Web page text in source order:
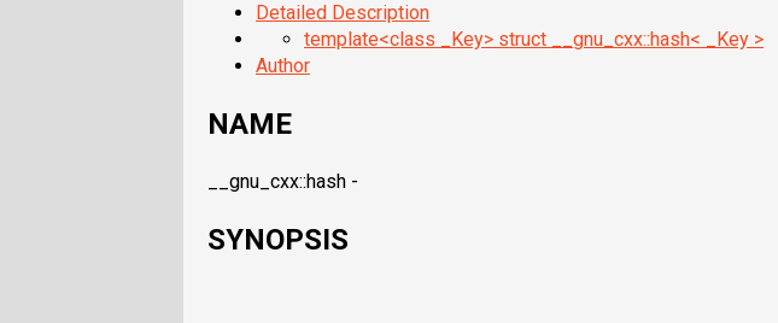
Detailed Description
template<class _Key> struct __gnu_cxx::hash< _Key >
Author
NAME
__gnu_cxx::hash -
SYNOPSIS